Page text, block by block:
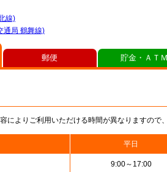
線)
通局 鶴舞線)
によりご利用いただける時間が異なりますので
平日
9:00～17:00
郵便 貯金・ＡＴ